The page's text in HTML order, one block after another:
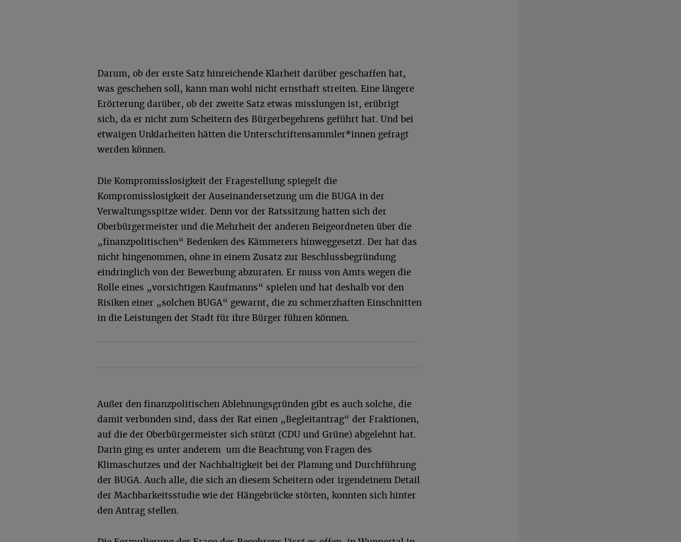
Darum, ob der erste Satz hinreichende Klarheit darüber geschaffen hat,
was geschehen soll, kann man wohl nicht ernsthaft streiten. Eine längere
Erörterung darüber, ob der zweite Satz etwas misslungen ist, erübrigt
sich, da er nicht zum Scheitern des Bürgerbegehrens geführt hat. Und bei
etwaigen Unklarheiten hätten die Unterschriftensammler*innen gefragt
werden können.
Die Kompromisslosigkeit der Fragestellung spiegelt die
Kompromisslosigkeit der Auseinandersetzung um die BUGA in der
Verwaltungsspitze wider. Denn vor der Ratssitzung hatten sich der
Oberbürgermeister und die Mehrheit der anderen Beigeordneten über die
„finanzpolitischen“ Bedenken des Kämmerers hinweggesetzt. Der hat das
nicht hingenommen, ohne in einem Zusatz zur Beschlussbegründung
eindringlich von der Bewerbung abzuraten. Er muss von Amts wegen die
Rolle eines „vorsichtigen Kaufmanns“ spielen und hat deshalb vor den
Risiken einer „solchen BUGA“ gewarnt, die zu schmerzhaften Einschnitten
in die Leistungen der Stadt für ihre Bürger führen können.
Außer den finanzpolitischen Ablehnungsgründen gibt es auch solche, die
damit verbunden sind, dass der Rat einen „Begleitantrag“ der Fraktionen,
auf die der Oberbürgermeister sich stützt (CDU und Grüne) abgelehnt hat.
Darin ging es unter anderem um die Beachtung von Fragen des
Klimaschutzes und der Nachhaltigkeit bei der Planung und Durchführung
der BUGA. Auch alle, die sich an diesem Scheitern oder irgendeinem Detail
der Machbarkeitsstudie wie der Hängebrücke störten, konnten sich hinter
den Antrag stellen.